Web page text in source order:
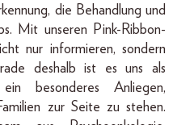
die Behandlung und
Mit unseren Pink-Ribbon-
nur informieren, sondern
deshalb ist es uns als
besonderes Anliegen,
zur Seite zu stehen.